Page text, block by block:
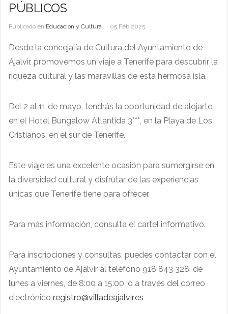
PÚBLICOS
Publicado en Educacion y Cultura 05 Feb 2025
Desde la concejalía de Cultura del Ayuntamiento de
Ajalvir, promovemos un viaje a Tenerife para descubrir la
riqueza cultural y las maravillas de esta hermosa isla.
Del 2 al 11 de mayo, tendrás la oportunidad de alojarte
en el Hotel Bungalow Atlántida 3***, en la Playa de Los
Cristianos, en el sur de Tenerife.
Este viaje es una excelente ocasión para sumergirse en
la diversidad cultural y disfrutar de las experiencias
únicas que Tenerife tiene para ofrecer.
Para más información, consulta el cartel informativo.
Para inscripciones y consultas, puedes contactar con el
Ayuntamiento de Ajalvir al teléfono 918 843 328, de
lunes a viernes, de 8:00 a 15:00, o a través del correo
electrónico registro@villadeajalvir.es